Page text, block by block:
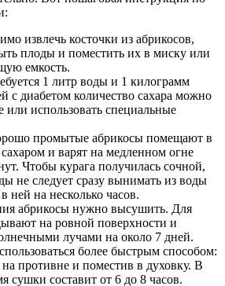
извлечь косточки из абрикосов,
плоды и поместить их в миску или
емкость.
1 литр воды и 1 килограмм
с диабетом количество сахара можно
или использовать специальные
промытые абрикосы помещают в
и варят на медленном огне
Чтобы курага получилась сочной,
не следует сразу вынимать из воды
ней на несколько часов.
абрикосы нужно высушить. Для
на ровной поверхности и
лучами на около 7 дней.
более быстрым способом:
противне и поместив в духовку. В
сушки составит от 6 до 8 часов.